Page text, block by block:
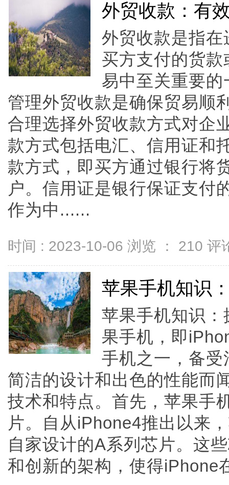
外贸收款：有
外贸收款是指
买方支付的货
易中至关重要
管理外贸收款是确保贸易顺
合理选择外贸收款方式对企
款方式包括电汇、信用证和
款方式，即买方通过银行将
户。信用证是银行保证支付
作为中......
时间 : 2023-10-06 浏览 ： 210 评
苹果手机知识
苹果手机知识
果手机，即
手机之一，备
简洁的设计和出色的性能而
技术和特点。首先，苹果手
片。自从iPhone4推出以来
自家设计的A系列芯片。这
和创新的架构，使得iPhone